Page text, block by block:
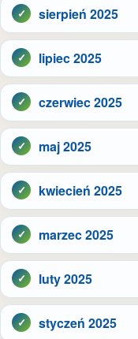
sierpień 2025
lipiec 2025
czerwiec 2025
maj 2025
kwiecień 2025
marzec 2025
luty 2025
styczeń 2025